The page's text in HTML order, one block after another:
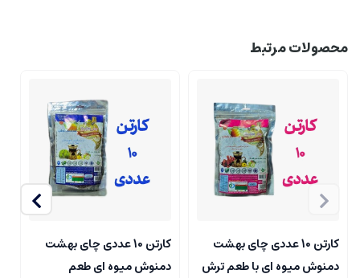
محصولات مرتبط
کارتن 10 عددی چای بهشت
دمنوش میوه ای با طعم ترش
کارتن 10 عددی چای بهشت
دمنوش میوه ای طعم